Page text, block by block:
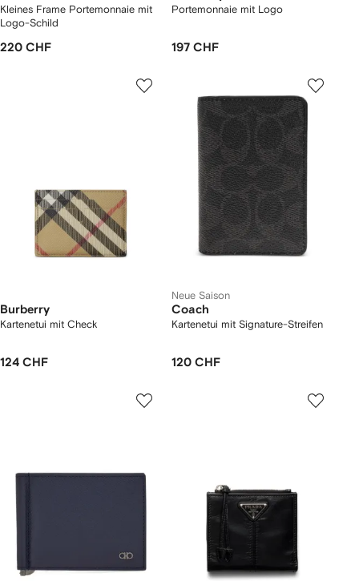
Kleines Frame Portemonnaie mit
Logo-Schild
220 CHF
Portemonnaie mit Logo
197 CHF
Burberry
Kartenetui mit Check
124 CHF
Neue Saison
Coach
Kartenetui mit Signature-Streifen
120 CHF